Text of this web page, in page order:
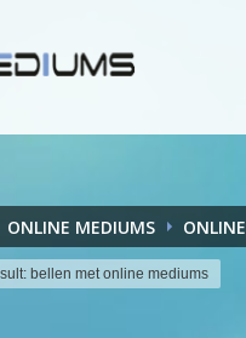
ONLINE MEDIUMS
bellen met online mediums